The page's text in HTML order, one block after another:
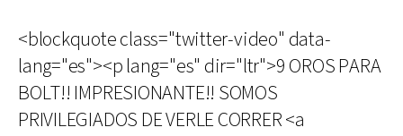
<blockquote class="twitter-video" data-
lang="es"><p lang="es" dir="ltr">9 OROS PARA
BOLT!! IMPRESIONANTE!! SOMOS
PRIVILEGIADOS DE VERLE CORRER <a